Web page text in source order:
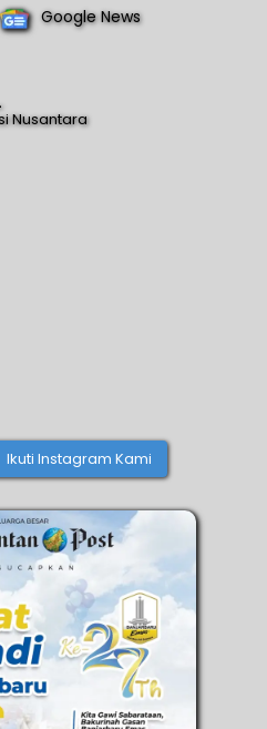
Google News
Nusantara
Ikuti Instagram Kami